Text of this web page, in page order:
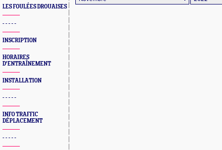
LES FOULÉES DROUAISES
- - - - -
INSCRIPTION
HORAIRES
D'ENTRAÎNEMENT
INSTALLATION
- - - - -
INFO TRAFFIC
DÉPLACEMENT
- - - - -